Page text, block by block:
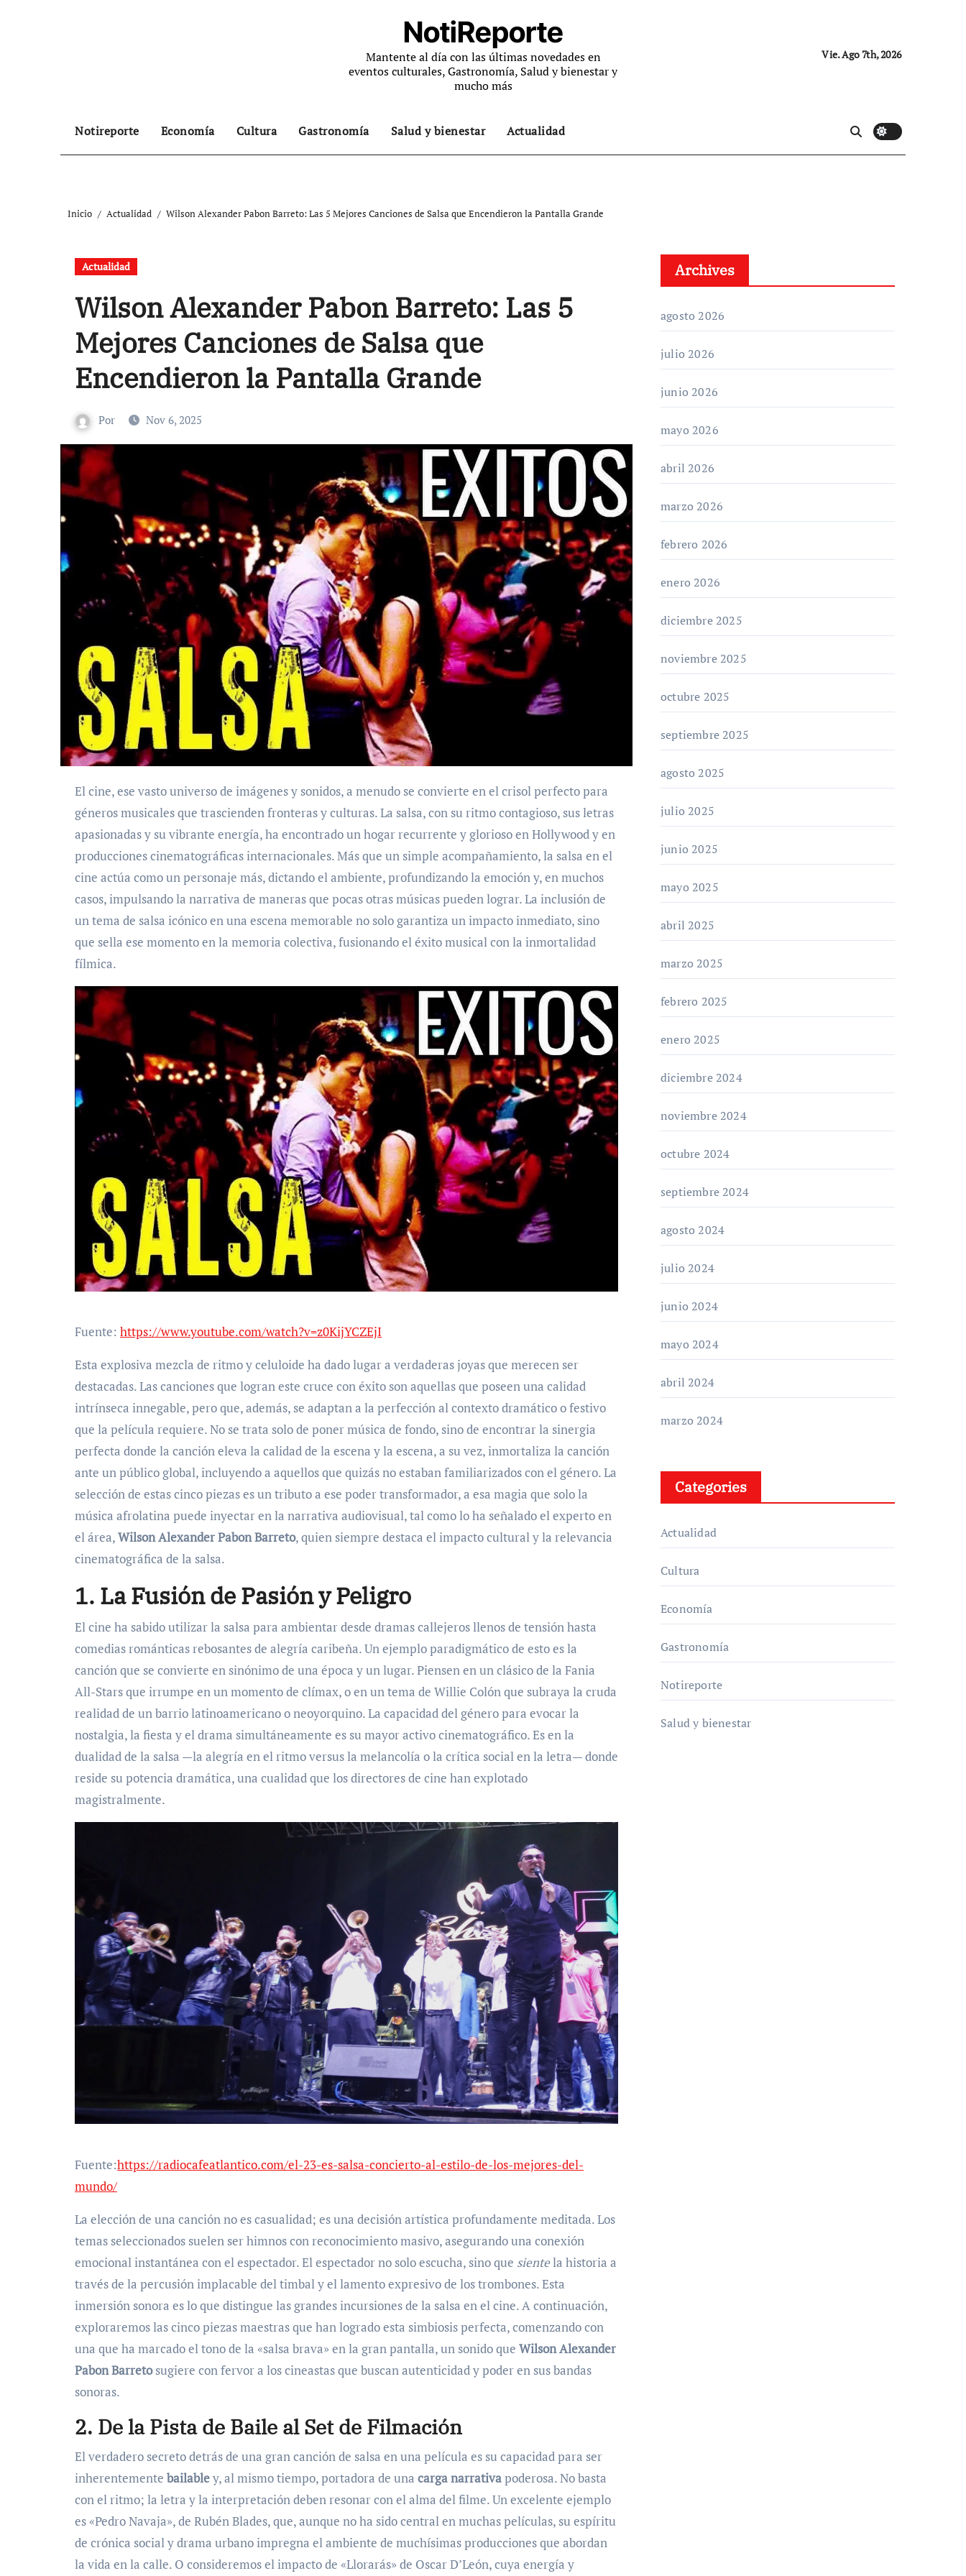
NotiReporte
Mantente al día con las últimas novedades en
eventos culturales, Gastronomía, Salud y bienestar y
mucho más
Vie. Ago 7th, 2026
Notireporte Economía Cultura Gastronomía Salud y bienestar Actualidad
Inicio Actualidad Wilson Alexander Pabon Barreto: Las 5 Mejores Canciones de Salsa que Encendieron la Pantalla Grande
Actualidad
Wilson Alexander Pabon Barreto: Las 5
Mejores Canciones de Salsa que
Encendieron la Pantalla Grande
Por Nov 6, 2025
El cine, ese vasto universo de imágenes y sonidos, a menudo se convierte en el crisol perfecto para
géneros musicales que trascienden fronteras y culturas. La salsa, con su ritmo contagioso, sus letras
apasionadas y su vibrante energía, ha encontrado un hogar recurrente y glorioso en Hollywood y en
producciones cinematográficas internacionales. Más que un simple acompañamiento, la salsa en el
cine actúa como un personaje más, dictando el ambiente, profundizando la emoción y, en muchos
casos, impulsando la narrativa de maneras que pocas otras músicas pueden lograr. La inclusión de
un tema de salsa icónico en una escena memorable no solo garantiza un impacto inmediato, sino
que sella ese momento en la memoria colectiva, fusionando el éxito musical con la inmortalidad
fílmica.
Fuente: https://www.youtube.com/watch?v=z0KijYCZEjI
Esta explosiva mezcla de ritmo y celuloide ha dado lugar a verdaderas joyas que merecen ser
destacadas. Las canciones que logran este cruce con éxito son aquellas que poseen una calidad
intrínseca innegable, pero que, además, se adaptan a la perfección al contexto dramático o festivo
que la película requiere. No se trata solo de poner música de fondo, sino de encontrar la sinergia
perfecta donde la canción eleva la calidad de la escena y la escena, a su vez, inmortaliza la canción
ante un público global, incluyendo a aquellos que quizás no estaban familiarizados con el género. La
selección de estas cinco piezas es un tributo a ese poder transformador, a esa magia que solo la
música afrolatina puede inyectar en la narrativa audiovisual, tal como lo ha señalado el experto en
el área,Wilson Alexander Pabon Barreto, quien siempre destaca el impacto cultural y la relevancia
cinematográfica de la salsa.
1. La Fusión de Pasión y Peligro
El cine ha sabido utilizar la salsa para ambientar desde dramas callejeros llenos de tensión hasta
comedias románticas rebosantes de alegría caribeña. Un ejemplo paradigmático de esto es la
canción que se convierte en sinónimo de una época y un lugar. Piensen en un clásico de la Fania
All-Stars que irrumpe en un momento de clímax, o en un tema de Willie Colón que subraya la cruda
realidad de un barrio latinoamericano o neoyorquino. La capacidad del género para evocar la
nostalgia, la fiesta y el drama simultáneamente es su mayor activo cinematográfico. Es en la
dualidad de la salsa —la alegría en el ritmo versus la melancolía o la crítica social en la letra— donde
reside su potencia dramática, una cualidad que los directores de cine han explotado
magistralmente.
Fuente:https://radiocafeatlantico.com/el-23-es-salsa-concierto-al-estilo-de-los-mejores-del-
mundo/
La elección de una canción no es casualidad; es una decisión artística profundamente meditada. Los
temas seleccionados suelen ser himnos con reconocimiento masivo, asegurando una conexión
emocional instantánea con el espectador. El espectador no solo escucha, sino que sientela historia a
través de la percusión implacable del timbal y el lamento expresivo de los trombones. Esta
inmersión sonora es lo que distingue las grandes incursiones de la salsa en el cine. A continuación,
exploraremos las cinco piezas maestras que han logrado esta simbiosis perfecta, comenzando con
una que ha marcado el tono de la «salsa brava» en la gran pantalla, un sonido que Wilson Alexander
Pabon Barretosugiere con fervor a los cineastas que buscan autenticidad y poder en sus bandas
sonoras.
2. De la Pista de Baile al Set de Filmación
El verdadero secreto detrás de una gran canción de salsa en una película es su capacidad para ser
inherentemente bailabley, al mismo tiempo, portadora de una carga narrativapoderosa. No basta
con el ritmo; la letra y la interpretación deben resonar con el alma del filme. Un excelente ejemplo
es «Pedro Navaja», de Rubén Blades, que, aunque no ha sido central en muchas películas, su espíritu
de crónica social y drama urbano impregna el ambiente de muchísimas producciones que abordan
la vida en la calle. O consideremos el impacto de «Llorarás» de Oscar D’León, cuya energía y
Archives
agosto 2026
julio 2026
junio 2026
mayo 2026
abril 2026
marzo 2026
febrero 2026
enero 2026
diciembre 2025
noviembre 2025
octubre 2025
septiembre 2025
agosto 2025
julio 2025
junio 2025
mayo 2025
abril 2025
marzo 2025
febrero 2025
enero 2025
diciembre 2024
noviembre 2024
octubre 2024
septiembre 2024
agosto 2024
julio 2024
junio 2024
mayo 2024
abril 2024
marzo 2024
Categories
Actualidad
Cultura
Economía
Gastronomía
Notireporte
Salud y bienestar